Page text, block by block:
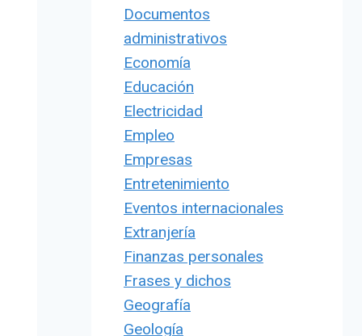
Documentos
administrativos
Economía
Educación
Electricidad
Empleo
Empresas
Entretenimiento
Eventos internacionales
Extranjería
Finanzas personales
Frases y dichos
Geografía
Geología